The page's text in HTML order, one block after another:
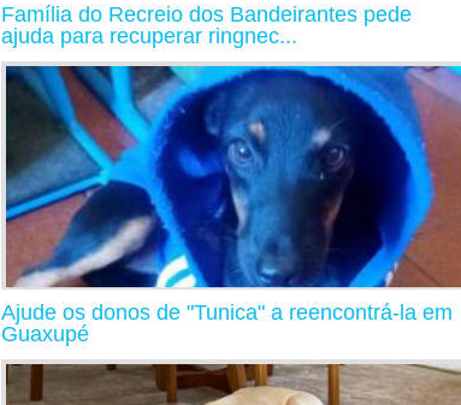
Família do Recreio dos Bandeirantes pede
ajuda para recuperar ringnec...
Ajude os donos de "Tunica" a reencontrá-la em
Guaxupé